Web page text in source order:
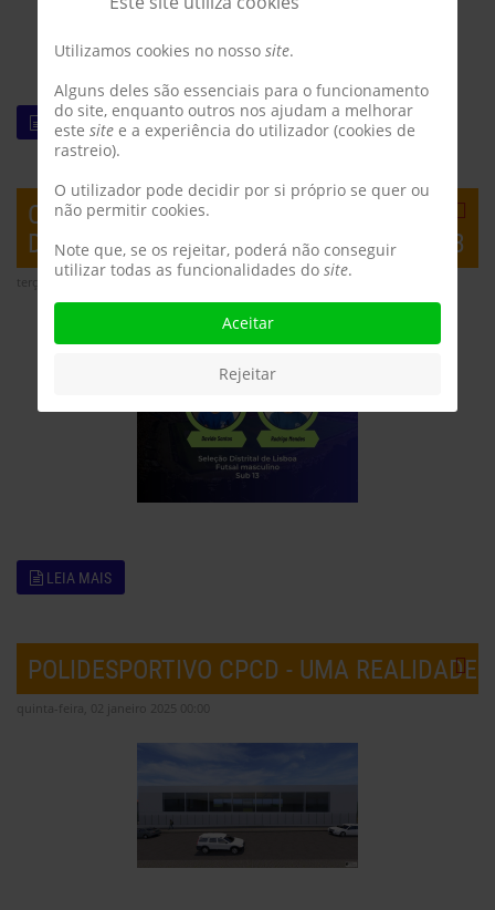
LEIA MAIS
CONVOCATÓRIA PARA SELEÇÃO
DISTRITAL DE LISBOA DE FUTSAL SUB-13
terça-feira, 07 janeiro 2025 14:29
LEIA MAIS
POLIDESPORTIVO CPCD - UMA REALIDADE
quinta-feira, 02 janeiro 2025 00:00
Utilizamos cookies no nosso site.
Alguns deles são essenciais para o funcionamento
do site, enquanto outros nos ajudam a melhorar
este site e a experiência do utilizador (cookies de
rastreio).
O utilizador pode decidir por si próprio se quer ou
não permitir cookies.
Note que, se os rejeitar, poderá não conseguir
utilizar todas as funcionalidades do site.
Aceitar
Rejeitar